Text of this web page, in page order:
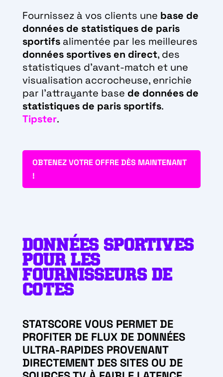
Fournissez à vos clients une base de
données de statistiques de paris
sportifsalimentée par les meilleures
données sportives en direct, des
statistiques d’avant-match et une
visualisation accrocheuse, enrichie
par l’attrayante base de données de
statistiques de paris sportifs.
Tipster.
OBTENEZ VOTRE OFFRE DÈS MAINTENANT
!
DONNÉES SPORTIVES
POUR LES
FOURNISSEURS DE
COTES
STATSCORE VOUS PERMET DE
PROFITER DE FLUX DE DONNÉES
ULTRA-RAPIDES PROVENANT
DIRECTEMENT DES SITES OU DE